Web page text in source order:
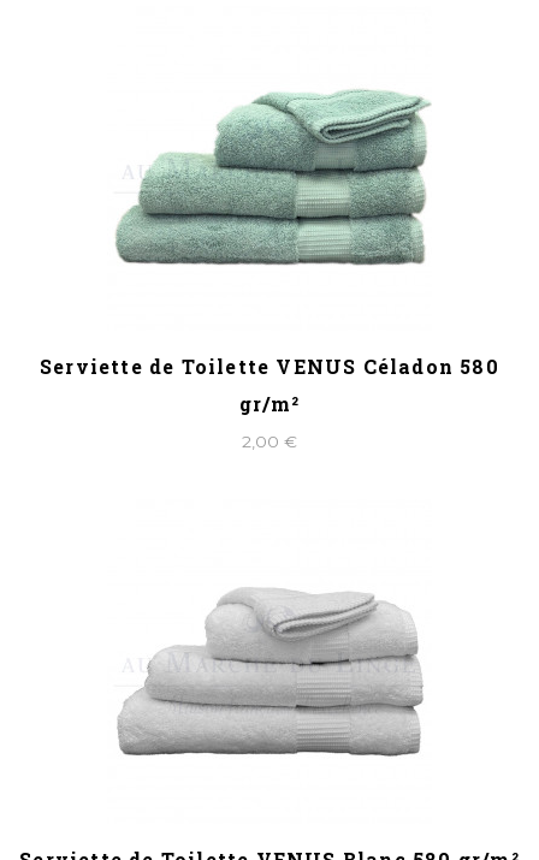
Serviette de Toilette VENUS Céladon 580
gr/m²
2,00 €